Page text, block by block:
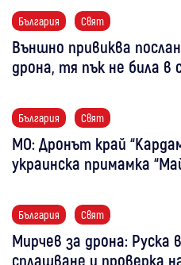
България Свят
Външно привиква
дрона, тя пък не била в
България Свят
МО: Дронът край
украинска примамка
България Свят
Мирчев за дрона: Руска
сплашване и проверка